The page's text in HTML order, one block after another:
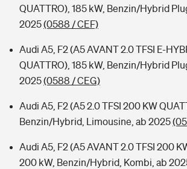
QUATTRO), 185 kW, Benzin/Hybrid
2025(0588 / CEF)
Audi A5, F2 (A5 AVANT 2.0 TFSI E-
QUATTRO), 185 kW, Benzin/Hybrid
2025(0588 / CEG)
Audi A5, F2 (A5 2.0 TFSI 200 KW
Benzin/Hybrid, Limousine, ab 2025
Audi A5, F2 (A5 AVANT 2.0 TFSI 200
200 kW, Benzin/Hybrid, Kombi, ab